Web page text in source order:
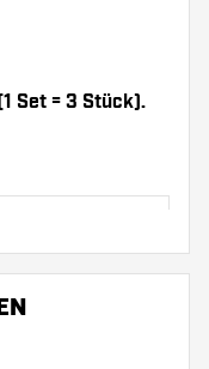
Set = 3 Stück).
Flights und
Gebrauch
ein anderes